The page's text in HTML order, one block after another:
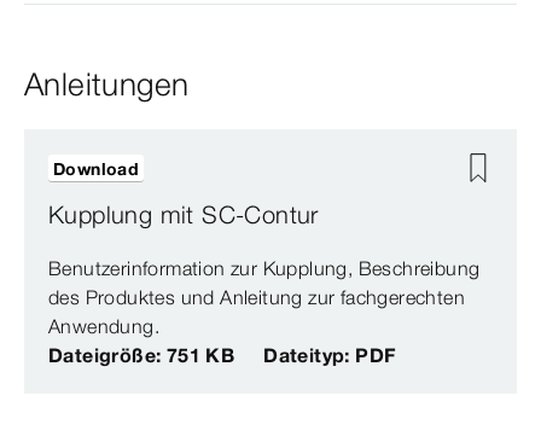
Anleitungen
Kupplung mit SC-Contur
Benutzerinformation zur Kupplung, Beschreibung
des Produktes und Anleitung zur fachgerechten
Anwendung.
Dateigröße: 751 KB
Dateityp: PDF
Download